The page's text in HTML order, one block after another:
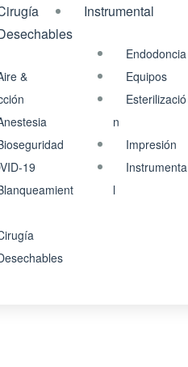
&
19
Instrumental
Endodoncia
Equipos
Esterilizació
n
Impresión
Instrumenta
l